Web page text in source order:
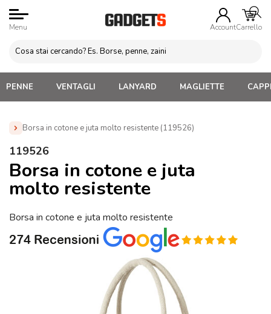
Menu AccountCarrello
PENNE VENTAGLI LANYARD MAGLIETTE
Borsa in cotone e juta molto resistente (119526)
Home »
(119526)
119526
Borsa in cotone e juta
molto resistente
Borsa in cotone e juta molto resistente